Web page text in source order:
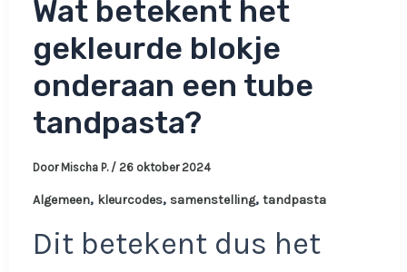
Wat betekent het
gekleurde blokje
onderaan een tube
tandpasta?
Door Mischa P. / 26 oktober 2024
Algemeen, kleurcodes, samenstelling, tandpasta
Dit betekent dus het